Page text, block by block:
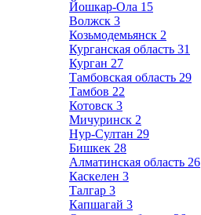
Йошкар-Ола 15
Волжск 3
Козьмодемьянск 2
Курганская область 31
Курган 27
Тамбовская область 29
Тамбов 22
Котовск 3
Мичуринск 2
Нур-Султан 29
Бишкек 28
Алматинская область 26
Каскелен 3
Талгар 3
Капшагай 3